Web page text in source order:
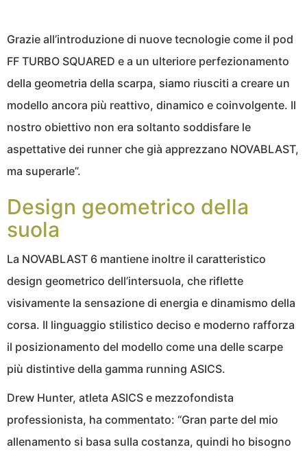
Grazie all’introduzione di nuove tecnologie come il pod
FF TURBO SQUARED e a un ulteriore perfezionamento
della geometria della scarpa, siamo riusciti a creare un
modello ancora più reattivo, dinamico e coinvolgente. Il
nostro obiettivo non era soltanto soddisfare le
aspettative dei runner che già apprezzano NOVABLAST,
ma superarle”.
Design geometrico della
suola
La NOVABLAST 6 mantiene inoltre il caratteristico
design geometrico dell’intersuola, che riflette
visivamente la sensazione di energia e dinamismo della
corsa. Il linguaggio stilistico deciso e moderno rafforza
il posizionamento del modello come una delle scarpe
più distintive della gamma running ASICS.
Drew Hunter, atleta ASICS e mezzofondista
professionista, ha commentato: “Gran parte del mio
allenamento si basa sulla costanza, quindi ho bisogno